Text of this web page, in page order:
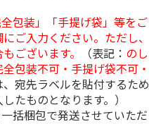
包装」「手提げ袋」等をご
ご入力ください。ただし、
ございます。
（表記： のし
包装不可・手提げ袋不可・
宛先ラベルを貼付するため
たものとなります。）
括梱包で発送させていただ